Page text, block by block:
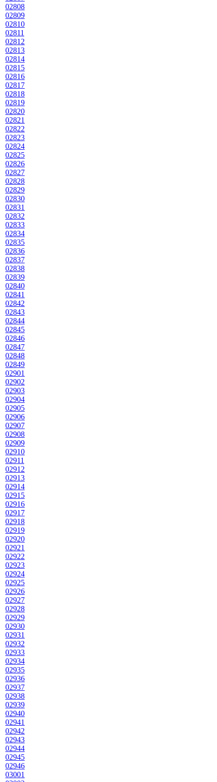
02808
02809
02810
02811
02812
02813
02814
02815
02816
02817
02818
02819
02820
02821
02822
02823
02824
02825
02826
02827
02828
02829
02830
02831
02832
02833
02834
02835
02836
02837
02838
02839
02840
02841
02842
02843
02844
02845
02846
02847
02848
02849
02901
02902
02903
02904
02905
02906
02907
02908
02909
02910
02911
02912
02913
02914
02915
02916
02917
02918
02919
02920
02921
02922
02923
02924
02925
02926
02927
02928
02929
02930
02931
02932
02933
02934
02935
02936
02937
02938
02939
02940
02941
02942
02943
02944
02945
02946
03001